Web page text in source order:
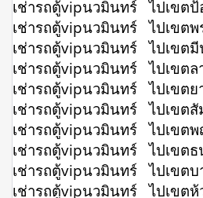
เช่ารถตู้vipนวมินทร์ ไปเขต
เช่ารถตู้vipนวมินทร์ ไปเขตพ
เช่ารถตู้vipนวมินทร์ ไปเขต
เช่ารถตู้vipนวมินทร์ ไปเขตล
เช่ารถตู้vipนวมินทร์ ไปเขตย
เช่ารถตู้vipนวมินทร์ ไปเขตสั
เช่ารถตู้vipนวมินทร์ ไปเขต
เช่ารถตู้vipนวมินทร์ ไปเขตธ
เช่ารถตู้vipนวมินทร์ ไปเขตบ
เช่ารถตู้vipนวมินทร์ ไปเขตห้